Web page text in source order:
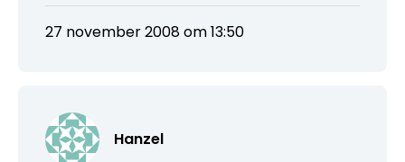
27 november 2008 om 13:50
Hanzel